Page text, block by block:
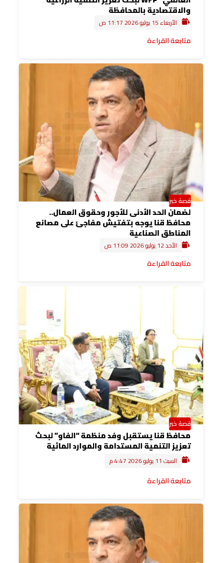
والاقتصادية بالمحافظة
الأربعاء 15 يوليو 2026 11:17 ص
متابعة القراءة
قصة خبر
لضمان الحد الأدنى للأجور وحقوق العمال..
محافظ قنا يوجه بتفتيش مفاجئ على مصانع
المناطق الصناعية
الأحد 12 يوليو 2026 11:09 ص
متابعة القراءة
قصة خبر
محافظ قنا يستقبل وفد منظمة “الفاو” لبحث
تعزيز التنمية المستدامة والموارد المائية
السبت 11 يوليو 2026 4:47 م
متابعة القراءة